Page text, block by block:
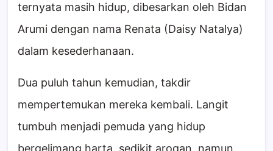
ternyata masih hidup, dibesarkan oleh Bidan
Arumi dengan nama Renata (Daisy Natalya)
dalam kesederhanaan.
Dua puluh tahun kemudian, takdir
mempertemukan mereka kembali. Langit
tumbuh menjadi pemuda yang hidup